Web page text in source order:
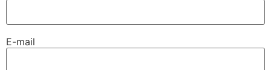
E-mail